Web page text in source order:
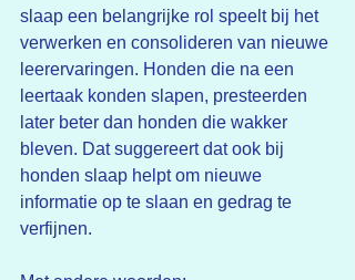
slaap een belangrijke rol speelt bij het
verwerken en consolideren van nieuwe
leerervaringen. Honden die na een
leertaak konden slapen, presteerden
later beter dan honden die wakker
bleven. Dat suggereert dat ook bij
honden slaap helpt om nieuwe
informatie op te slaan en gedrag te
verfijnen.